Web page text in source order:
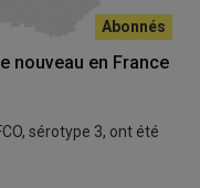
nouveau en France
sérotype 3, ont été